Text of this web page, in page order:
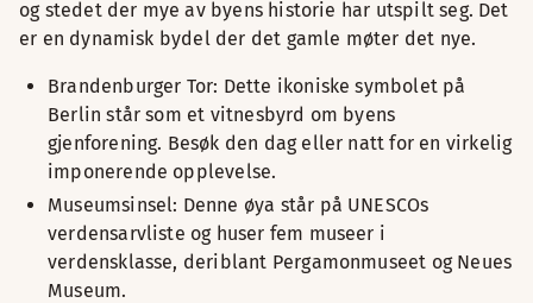
og stedet der mye av byens historie har utspilt seg. Det
er en dynamisk bydel der det gamle møter det nye.
Brandenburger Tor: Dette ikoniske symbolet på
Berlin står som et vitnesbyrd om byens
gjenforening. Besøk den dag eller natt for en virkelig
imponerende opplevelse.
Museumsinsel: Denne øya står på UNESCOs
verdensarvliste og huser fem museer i
verdensklasse, deriblant Pergamonmuseet og Neues
Museum.